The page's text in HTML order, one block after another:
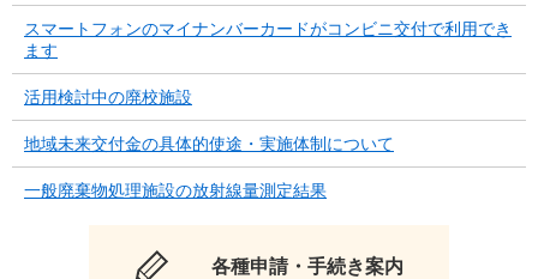
スマートフォンのマイナンバーカードがコンビニ交付で利用でき
ます
活用検討中の廃校施設
地域未来交付金の具体的使途・実施体制について
一般廃棄物処理施設の放射線量測定結果
各種申請・手続き案内